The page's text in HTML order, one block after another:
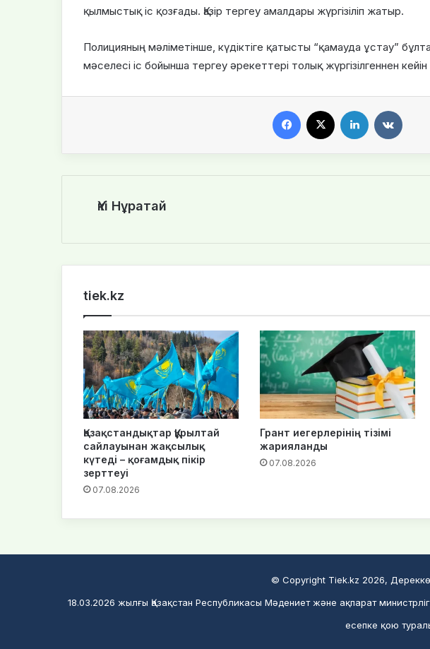
қылмыстық іс қозғады. Қазір тергеу амалдары жүргізіліп жатыр.
Полицияның мәліметінше, күдіктіге қатысты “қамауда ұстау”
мәселесі іс бойынша тергеу әрекеттері толық жүргізілгеннен кейін
Үкі Нұратай
tiek.kz
Қазақстандықтар Құрылтай
сайлауынан жақсылық
күтеді – қоғамдық пікір
зерттеуі
07.08.2026
Грант иегерлерінің тізімі
жарияланды
07.08.2026
© Copyright Tiek.kz 2026,
18.03.2026 жылғы Қазақстан Республикасы Мәдениет және ақпарат
есепке қою